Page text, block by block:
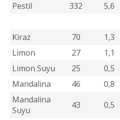
Pestil
332 5,6
Kiraz 70 1,3
Limon
27 1,1
Limon Suyu
25 0,5
Mandalina
46 0,8
Mandalina
Suyu
43 0,5